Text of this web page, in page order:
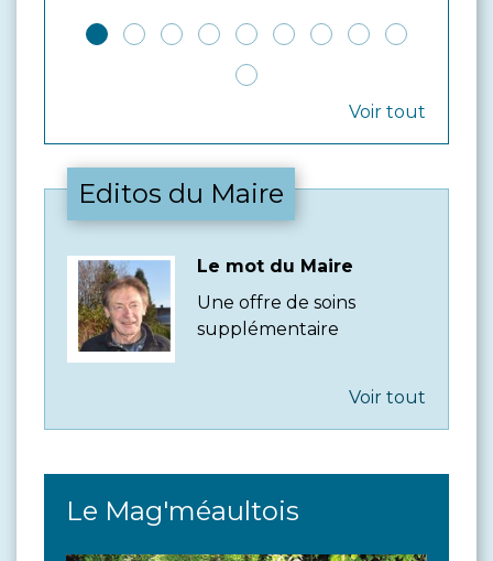
Voir tout
Editos du Maire
Le mot du Maire
Une offre de soins
supplémentaire
Voir tout
Le Mag'méaultois